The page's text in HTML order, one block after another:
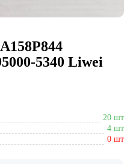
5340 Liwei
20 шт
4 шт
0 шт